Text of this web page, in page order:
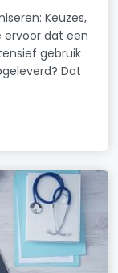
Keuzes,
ervoor dat een
gebruik
Dat